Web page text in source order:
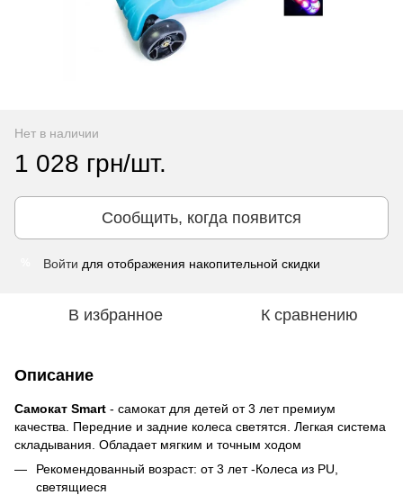
Нет в наличии
1 028 грн/шт.
Сообщить, когда появится
Войти для отображения накопительной скидки
В избранное К сравнению
Описание
Самокат Smart - самокат для детей от 3 лет премиум
качества. Передние и задние колеса светятся. Легкая система
складывания. Обладает мягким и точным ходом
Рекомендованный возраст: от 3 лет -Колеса из PU,
светящиеся